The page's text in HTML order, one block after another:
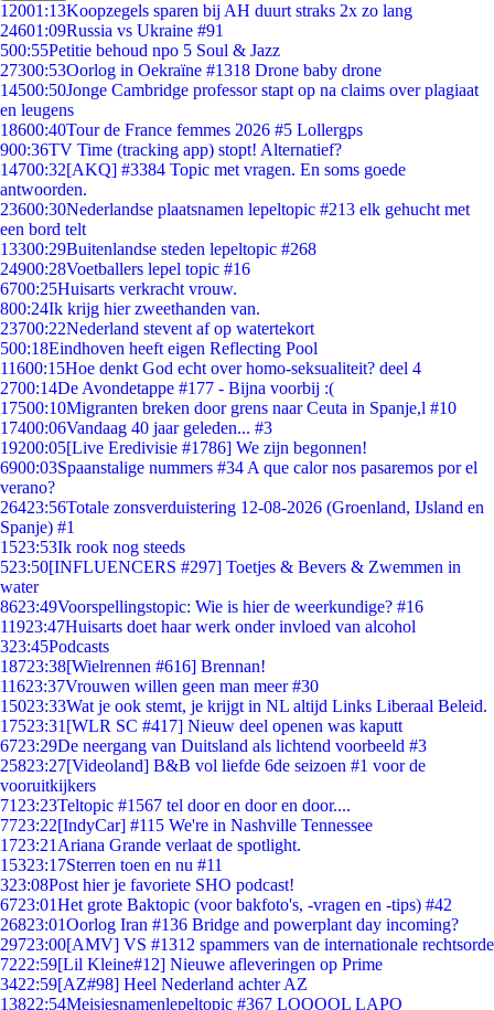
12001:13Koopzegels sparen bij AH duurt straks 2x zo lang
24601:09Russia vs Ukraine #91
500:55Petitie behoud npo 5 Soul & Jazz
27300:53Oorlog in Oekraïne #1318 Drone baby drone
14500:50Jonge Cambridge professor stapt op na claims over plagiaat
en leugens
18600:40Tour de France femmes 2026 #5 Lollergps
900:36TV Time (tracking app) stopt! Alternatief?
14700:32[AKQ] #3384 Topic met vragen. En soms goede
antwoorden.
23600:30Nederlandse plaatsnamen lepeltopic #213 elk gehucht met
een bord telt
13300:29Buitenlandse steden lepeltopic #268
24900:28Voetballers lepel topic #16
6700:25Huisarts verkracht vrouw.
800:24Ik krijg hier zweethanden van.
23700:22Nederland stevent af op watertekort
500:18Eindhoven heeft eigen Reflecting Pool
11600:15Hoe denkt God echt over homo-seksualiteit? deel 4
2700:14De Avondetappe #177 - Bijna voorbij :(
17500:10Migranten breken door grens naar Ceuta in Spanje,l #10
17400:06Vandaag 40 jaar geleden... #3
19200:05[Live Eredivisie #1786] We zijn begonnen!
6900:03Spaanstalige nummers #34 A que calor nos pasaremos por el
verano?
26423:56Totale zonsverduistering 12-08-2026 (Groenland, IJsland en
Spanje) #1
1523:53Ik rook nog steeds
523:50[INFLUENCERS #297] Toetjes & Bevers & Zwemmen in
water
8623:49Voorspellingstopic: Wie is hier de weerkundige? #16
11923:47Huisarts doet haar werk onder invloed van alcohol
323:45Podcasts
18723:38[Wielrennen #616] Brennan!
11623:37Vrouwen willen geen man meer #30
15023:33Wat je ook stemt, je krijgt in NL altijd Links Liberaal Beleid.
17523:31 [WLR SC #417] Nieuw deel openen was kaputt
6723:29De neergang van Duitsland als lichtend voorbeeld #3
25823:27[Videoland] B&B vol liefde 6de seizoen #1 voor de
vooruitkijkers
71 23:23Teltopic #1567 tel door en door en door....
7723:22[IndyCar] #115 We're in Nashville Tennessee
1723:21 Ariana Grande verlaat de spotlight.
15323:17Sterren toen en nu #11
323:08Post hier je favoriete SHO podcast!
6723:01Het grote Baktopic (voor bakfoto's, -vragen en -tips) #42
26823:01Oorlog Iran #136 Bridge and powerplant day incoming?
29723:00[AMV] VS #1312 spammers van de internationale rechtsorde
7222:59[Lil Kleine#12] Nieuwe afleveringen op Prime
3422:59[AZ#98] Heel Nederland achter AZ
13822:54Meisjesnamenlepeltopic #367 LOOOOL LAPO